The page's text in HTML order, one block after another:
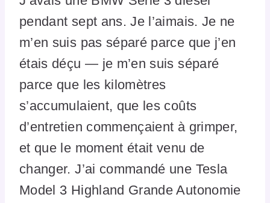
pendant sept ans. Je l’aimais. Je ne
m’en suis pas séparé parce que j’en
étais déçu — je m’en suis séparé
parce que les kilomètres
s’accumulaient, que les coûts
d’entretien commençaient à grimper,
et que le moment était venu de
changer. J’ai commandé une Tesla
Model 3 Highland Grande Autonomie